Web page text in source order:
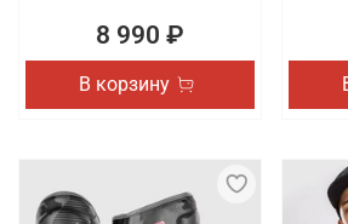
8 990 ₽
В корзину